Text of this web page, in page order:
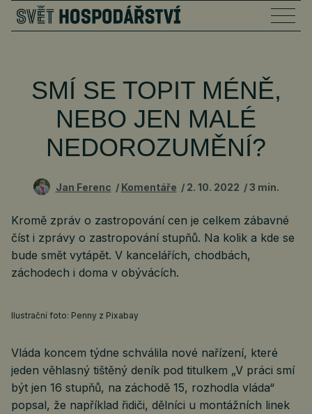
SMÍ SE TOPIT MÉNĚ,
NEBO JEN MALÉ
NEDOROZUMĚNÍ?
Jan Ferenc Komentáře 2. 10. 2022 3 min.
Kromě zpráv o zastropování cen je celkem zábavné
číst i zprávy o zastropování stupňů. Na kolik a kde se
bude smět vytápět. V kancelářích, chodbách,
záchodech i doma v obývácích.
Ilustrační foto: Penny z Pixabay
Vláda koncem týdne schválila nové nařízení, které
jeden věhlasný tištěný deník pod titulkem „V práci smí
být jen 16 stupňů, na záchodě 15, rozhodla vláda“
popsal, že například řidiči, dělníci u montážních linek